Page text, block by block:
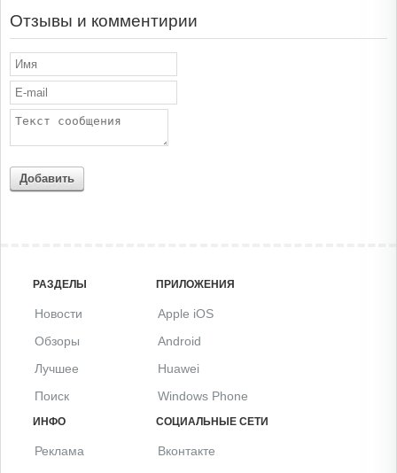
Отзывы и комментирии
Добавить
РАЗДЕЛЫ
Новости
Обзоры
Лучшее
Поиск
ПРИЛОЖЕНИЯ
Apple iOS
Android
Huawei
Windows Phone
ИНФО
Реклама
СОЦИАЛЬНЫЕ СЕТИ
Вконтакте